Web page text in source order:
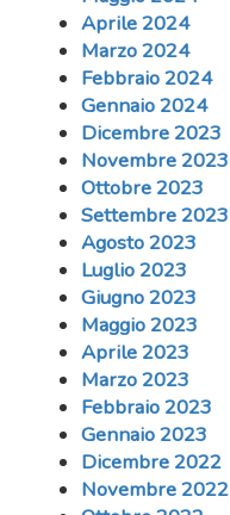
Aprile 2024
Marzo 2024
Febbraio 2024
Gennaio 2024
Dicembre 2023
Novembre 2023
Ottobre 2023
Settembre 2023
Agosto 2023
Luglio 2023
Giugno 2023
Maggio 2023
Aprile 2023
Marzo 2023
Febbraio 2023
Gennaio 2023
Dicembre 2022
Novembre 2022